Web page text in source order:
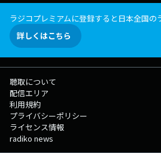
ラジコプレミアムに登録すると日本全国の
詳しくはこちら
聴取について
配信エリア
利用規約
プライバシーポリシー
ライセンス情報
radiko news